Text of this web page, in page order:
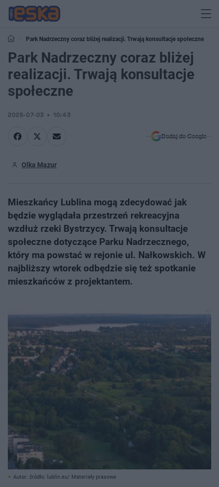
Park Nadrzeczny coraz bliżej realizacji. Trwają konsultacje społeczne
Park Nadrzeczny coraz bliżej
realizacji. Trwają konsultacje
społeczne
2025-07-03 10:43
Dodaj do Google
Olka Mazur
Mieszkańcy Lublina mogą zdecydować jak
będzie wyglądała przestrzeń rekreacyjna
wzdłuż rzeki Bystrzycy. Trwają konsultacje
społeczne dotyczące Parku Nadrzecznego,
który ma powstać w rejonie ul. Nałkowskich. W
najbliższy wtorek odbędzie się też spotkanie
mieszkańców z projektantem.
Autor: źródło: lublin.eu/ Materiały prasowe